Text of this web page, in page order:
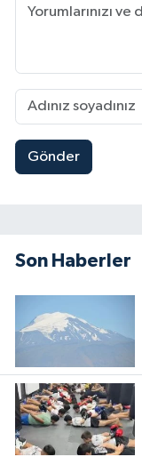
Gönder
Son Haberler